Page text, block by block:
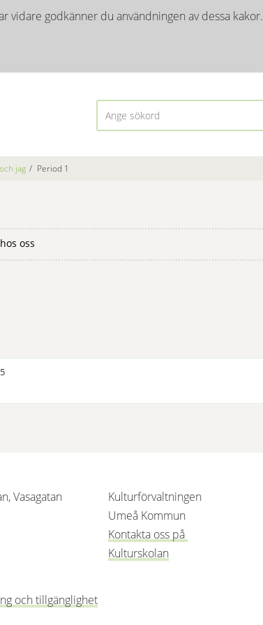
vidare godkänner du användningen av dessa kakor.
jag / Period 1
oss
fönster.
Vasagatan
till annan webbplats, öppnas i nytt fönster.
Kulturförvaltningen
Umeå Kommun
Kontakta oss på
Kulturskolan
och tillgänglighet